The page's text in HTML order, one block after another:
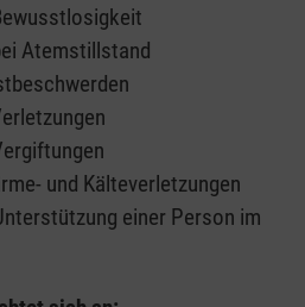
Atemstillstand
und Kälteverletzungen
einer Person im